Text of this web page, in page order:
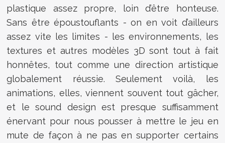
plastique assez propre, loin d’être honteuse.
Sans être époustouflants - on en voit d’ailleurs
assez vite les limites - les environnements, les
textures et autres modèles 3D sont tout à fait
honnêtes, tout comme une direction artistique
globalement réussie. Seulement voilà, les
animations, elles, viennent souvent tout gâcher,
et le sound design est presque suffisamment
énervant pour nous pousser à mettre le jeu en
mute de façon à ne pas en supporter certains